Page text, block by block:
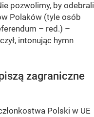
pozwolimy, by odebrali
Polaków (tyle osób
– red.) –
intonując hymn
zagraniczne
Polski w UE